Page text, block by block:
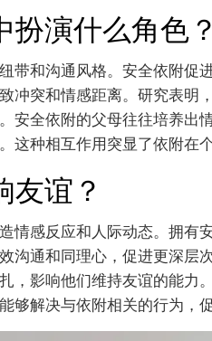
演什么角色？
带和沟通风格。安全依附促
冲突和情感距离。研究表明
安全依附的父母往往培养出
这种相互作用突显了依附在
友谊？
情感反应和人际动态。拥有
沟通和同理心，促进更深层
，影响他们维持友谊的能力
够解决与依附相关的行为，